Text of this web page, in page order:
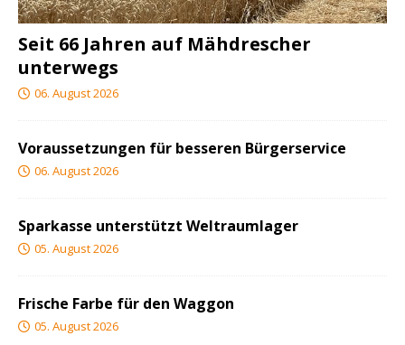
Seit 66 Jahren auf Mähdrescher
unterwegs
06. August 2026
Voraussetzungen für besseren Bürgerservice
06. August 2026
Sparkasse unterstützt Weltraumlager
05. August 2026
Frische Farbe für den Waggon
05. August 2026